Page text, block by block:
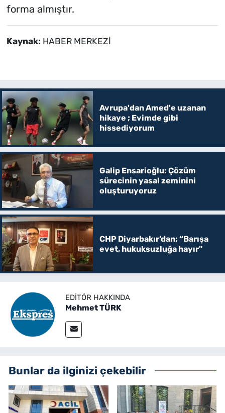
forma almıştır.
Kaynak: HABER MERKEZİ
Avrupa'dan Amed'e uzanan
hikaye ; Evimde gibi
hissediyorum
Galip Ensarioğlu: Çözüm
sürecinin yasal zeminini
oluşturuyoruz
CHP Diyarbakır’dan; “Barışa
evet, hukuksuzluğa hayır"
EDITÖR HAKKINDA
Mehmet TÜRK
Bunlar da ilginizi çekebilir